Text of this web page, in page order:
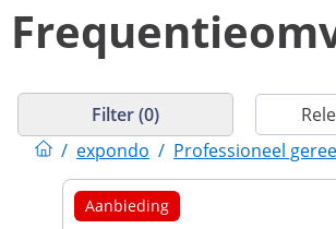
/ expondo / Professioneel
Filter (0)
Aanbieding